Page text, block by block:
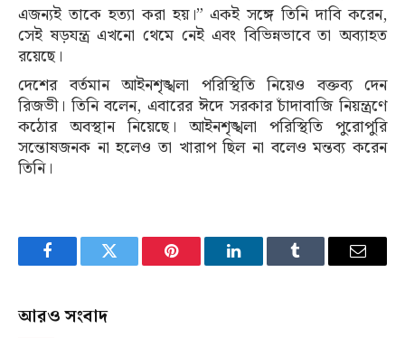
এজন্যই তাকে হত্যা করা হয়।” একই সঙ্গে তিনি দাবি করেন,
সেই ষড়যন্ত্র এখনো থেমে নেই এবং বিভিন্নভাবে তা অব্যাহত
রয়েছে।
দেশের বর্তমান আইনশৃঙ্খলা পরিস্থিতি নিয়েও বক্তব্য দেন
রিজভী। তিনি বলেন, এবারের ঈদে সরকার চাঁদাবাজি নিয়ন্ত্রণে
কঠোর অবস্থান নিয়েছে। আইনশৃঙ্খলা পরিস্থিতি পুরোপুরি
সন্তোষজনক না হলেও তা খারাপ ছিল না বলেও মন্তব্য করেন
তিনি।
FacebookTwitter Pinterest LinkedInTumblr Email
আরও সংবাদ